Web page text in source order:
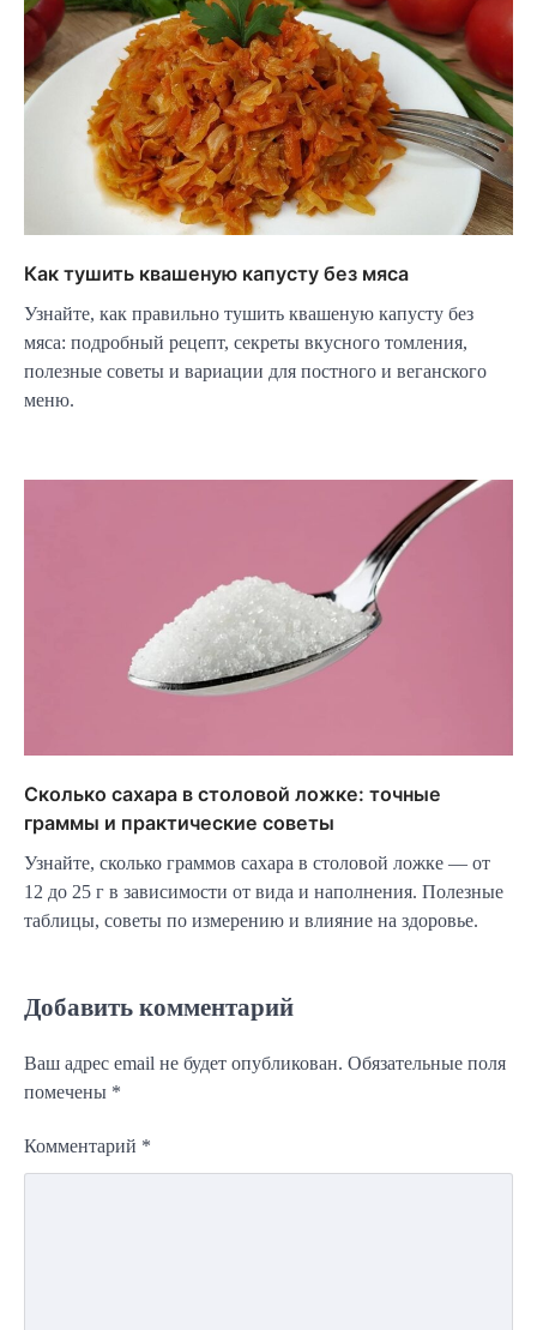
Как тушить квашеную капусту без мяса
Узнайте, как правильно тушить квашеную капусту без
мяса: подробный рецепт, секреты вкусного томления,
полезные советы и вариации для постного и веганского
меню.
Сколько сахара в столовой ложке: точные
граммы и практические советы
Узнайте, сколько граммов сахара в столовой ложке — от
12 до 25 г в зависимости от вида и наполнения. Полезные
таблицы, советы по измерению и влияние на здоровье.
Добавить комментарий
Ваш адрес email не будет опубликован. Обязательные поля
помечены *
Комментарий *